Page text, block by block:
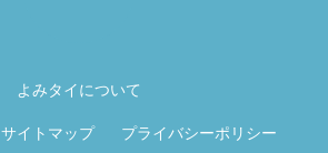
よみタイについて
サイトマップ プライバシーポリシー